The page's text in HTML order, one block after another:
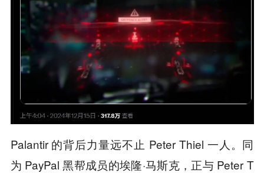
Palantir 的背后力量远不止 Peter Thiel 一人。同
为 PayPal 黑帮成员的埃隆·马斯克，正与 Peter T